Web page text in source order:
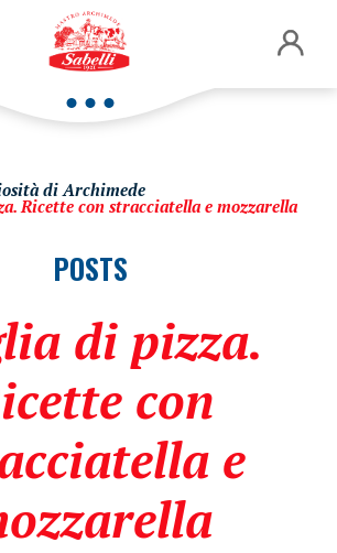
di Archimede
Ricette con stracciatella e mozzarella
POSTS
di pizza.
con
e